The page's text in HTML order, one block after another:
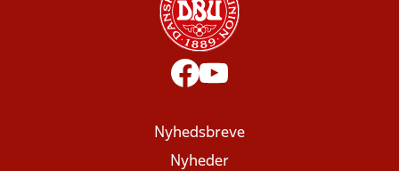
Nyhedsbreve
Nyheder